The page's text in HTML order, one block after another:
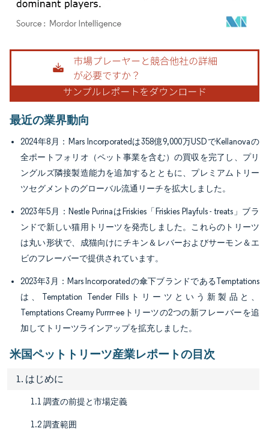
画像 © Mordor Intelligence。再利用にはCC BY 4.0の表示が必要です。
最近の業界動向
2024年8月：Mars Incorporatedは358億9,000万USDでKellanovaの
全ポートフォリオ（ペット事業を含む）の買収を完了し、プリ
ングルズ隣接製造能力を追加するとともに、プレミアムトリー
ツセグメントのグローバル流通リーチを拡大しました。
2023年5月：Nestle PurinaはFriskies「Friskies Playfuls - treats」ブラ
ンドで新しい猫用トリーツを発売しました。これらのトリーツ
は丸い形状で、成猫向けにチキン＆レバーおよびサーモン＆エ
ビのフレーバーで提供されています。
2023年3月：Mars Incorporatedの傘下ブランドであるTemptations
は、Temptation Tender Fillsトリーツという新製品と、
Temptations Creamy Purrrr-eeトリーツの2つの新フレーバーを追
加してトリーツラインアップを拡充しました。
米国ペットトリーツ産業レポートの目次
1. はじめに
1.1 調査の前提と市場定義
1.2 調査範囲